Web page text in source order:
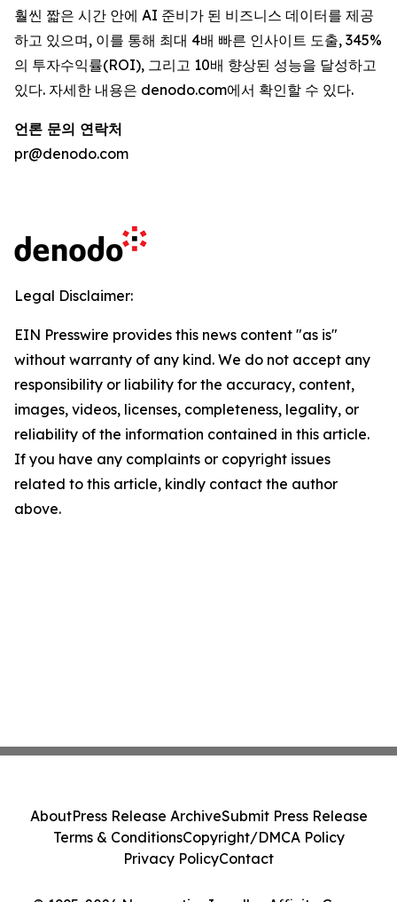
훨씬 짧은 시간 안에 AI 준비가 된 비즈니스 데이터를 제공
하고 있으며, 이를 통해 최대 4배 빠른 인사이트 도출, 345%
의 투자수익률(ROI), 그리고 10배 향상된 성능을 달성하고
있다. 자세한 내용은 denodo.com에서 확인할 수 있다.
언론 문의 연락처
pr@denodo.com
Legal Disclaimer:
EIN Presswire provides this news content "as is"
without warranty of any kind. We do not accept any
responsibility or liability for the accuracy, content,
images, videos, licenses, completeness, legality, or
reliability of the information contained in this article.
If you have any complaints or copyright issues
related to this article, kindly contact the author
above.
AboutPress Release ArchiveSubmit Press Release
Terms & ConditionsCopyright/DMCA Policy
Privacy PolicyContact